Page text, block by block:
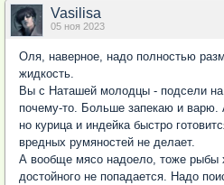
Vasilisa
05 ноя 2023
Оля, наверное, надо полностью
жидкость.
Вы с Наташей молодцы - подсели
почему-то. Больше запекаю и варю.
но курица и индейка быстро
вредных румяностей не делает.
А вообще мясо надоело, тоже рыбы
достойного не попадается. Надо